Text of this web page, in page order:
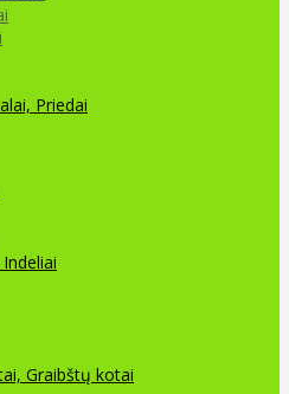
Priedai
Graibštų kotai